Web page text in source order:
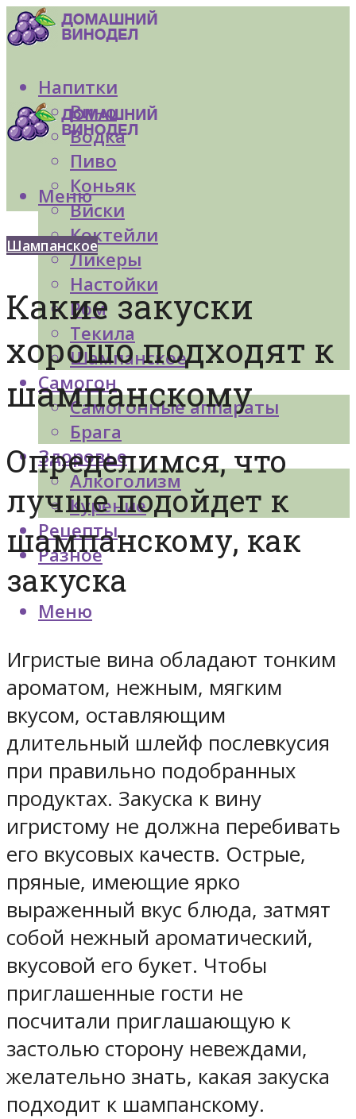
Напитки
Вино
Водка
Пиво
Коньяк
Виски
Коктейли
Ликеры
Настойки
Ром
Текила
Шампанское
Самогон
Самогонные аппараты
Брага
Здоровье
Алкоголизм
Курение
Рецепты
Разное
Меню
Меню
Шампанское
Какие закуски
хорошо подходят к
шампанскому
Определимся, что
лучше подойдет к
шампанскому, как
закуска
Игристые вина обладают тонким
ароматом, нежным, мягким
вкусом, оставляющим
длительный шлейф послевкусия
при правильно подобранных
продуктах. Закуска к вину
игристому не должна перебивать
его вкусовых качеств. Острые,
пряные, имеющие ярко
выраженный вкус блюда, затмят
собой нежный ароматический,
вкусовой его букет. Чтобы
приглашенные гости не
посчитали приглашающую к
застолью сторону невеждами,
желательно знать, какая закуска
подходит к шампанскому.